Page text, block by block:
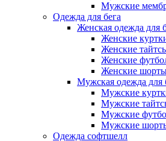
Мужские
Одежда для бега
Женская одежда для
Женские
Женские
Женские
Женские
Мужская одежда для
Мужские
Мужские
Мужские
Мужские
Одежда софтшелл